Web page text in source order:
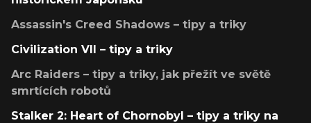
Assassin's Creed Shadows – tipy a triky
Civilization VII – tipy a triky
Arc Raiders – tipy a triky, jak přežít ve světě
smrtících robotů
Stalker 2: Heart of Chornobyl – tipy a triky na